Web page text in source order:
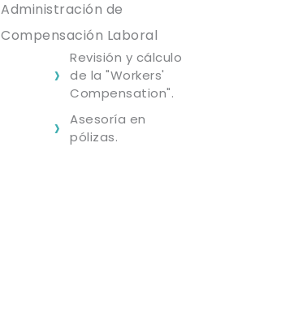
Administración de
Compensación Laboral
Revisión y cálculo
de la "Workers'
Compensation".
Asesoría en
pólizas.